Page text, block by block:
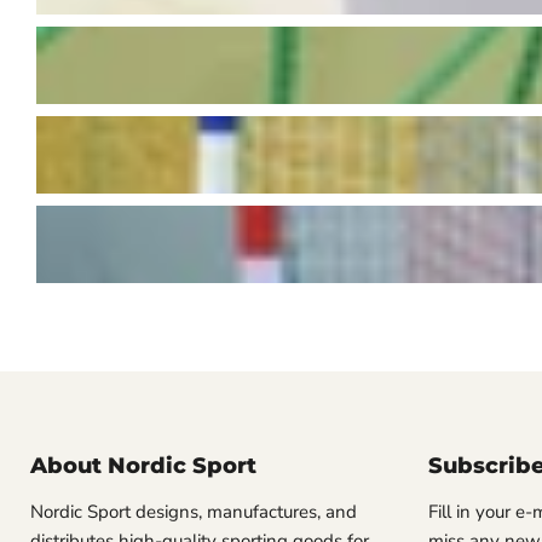
About Nordic Sport
Nordic Sport designs, manufactures, and
Fill in your e-